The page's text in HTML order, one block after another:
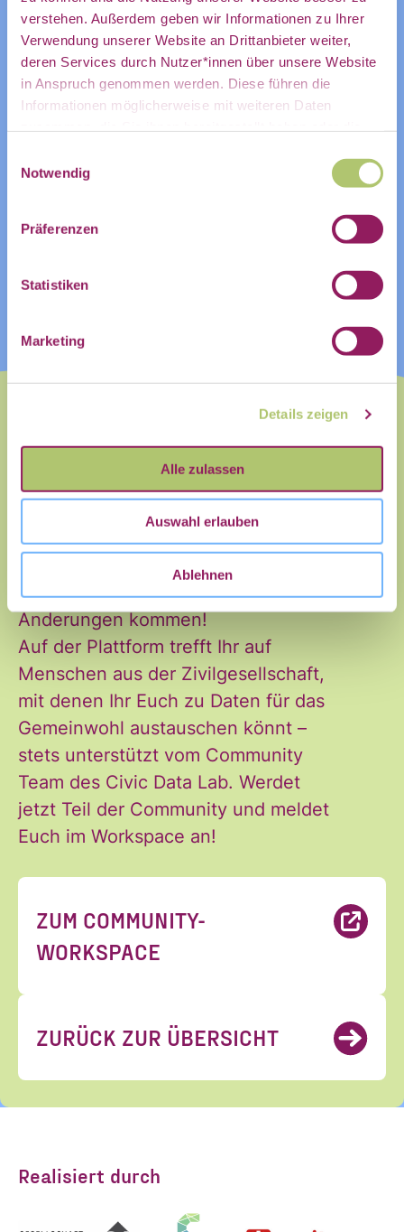
verstehen. Außerdem geben wir Informationen zu Ihrer
Verwendung unserer Website an Drittanbieter weiter,
deren Services durch Nutzer*innen über unsere Website
in Anspruch genommen werden. Diese führen die
Informationen möglicherweise mit weiteren Daten
haben.
Notwendig
Präferenzen
Statistiken
Marketing
Details zeigen
Alle zulassen
Auswahl erlauben
Ablehnen
ZUM KALENDER HINZUFÜGEN
Dieses Event wurde zuerst auf
unserer Community Plattform
gepostet. Bitte prüft die Aktualität
der Angaben auf der angegebenen
Website, es kann zu kurzfristigen
Änderungen kommen!
Auf der Plattform trefft Ihr auf
Menschen aus der Zivilgesellschaft,
mit denen Ihr Euch zu Daten für das
Gemeinwohl austauschen könnt –
stets unterstützt vom Community
Team des Civic Data Lab. Werdet
jetzt Teil der Community und meldet
Euch im Workspace an!
ZUM COMMUNITY-
WORKSPACE
ZURÜCK ZUR ÜBERSICHT
Realisiert durch
mein
persönliches
Postfach:
Name
Nachname
Einwilligung
*
Ja, ich möchte den Newsletter
des Civic Data Lab per E-Mail
erhalten. Diese Einwilligung
kann ich jederzeit widerrufen.
Ich habe die Hinweise zum
Widerruf und der Verarbeitung
gelesen und stimme diesen zu.
*
ANMELDEN